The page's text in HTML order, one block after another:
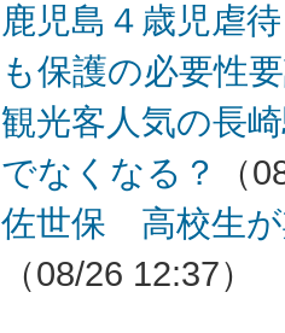
鹿児島４歳児虐
も保護の必要性
観光客人気の長
でなくなる？
（
佐世保 高校生
（08/26 12:37）